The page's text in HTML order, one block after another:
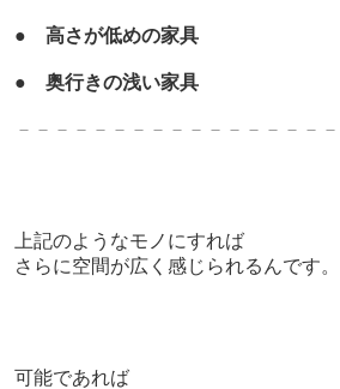
● 高さが低めの家具
● 奥行きの浅い家具
－－－－－－－－－－－－－－－－
上記のようなモノにすれば
さらに空間が広く感じられるんです。
可能であれば